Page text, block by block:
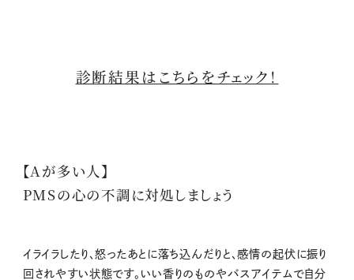
診断結果はこちらをチェック！
【Aが多い人】
PMSの心の不調に対処しましょう
イライラしたり、怒ったあとに落ち込んだりと、感情の起伏に振り
回されやすい状態です。いい香りのものやバスアイテムで自分